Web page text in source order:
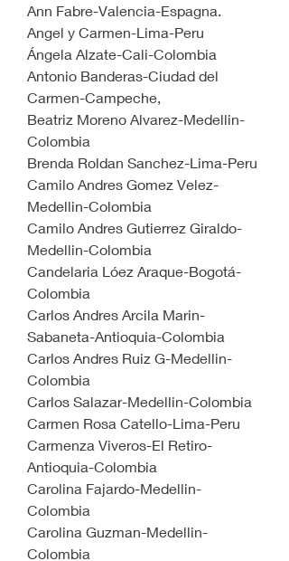
Ann Fabre-Valencia-Espagna.
Angel y Carmen-Lima-Peru
Ángela Alzate-Cali-Colombia
Antonio Banderas-Ciudad del
Carmen-Campeche,
Beatriz Moreno Alvarez-Medellin-
Colombia
Brenda Roldan Sanchez-Lima-Peru
Camilo Andres Gomez Velez-
Medellin-Colombia
Camilo Andres Gutierrez Giraldo-
Medellin-Colombia
Candelaria Lóez Araque-Bogotá-
Colombia
Carlos Andres Arcila Marin-
Sabaneta-Antioquia-Colombia
Carlos Andres Ruiz G-Medellin-
Colombia
Carlos Salazar-Medellin-Colombia
Carmen Rosa Catello-Lima-Peru
Carmenza Viveros-El Retiro-
Antioquia-Colombia
Carolina Fajardo-Medellin-
Colombia
Carolina Guzman-Medellin-
Colombia